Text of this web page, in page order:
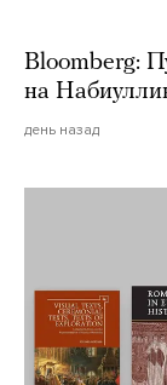
Bloomberg:
на
день назад